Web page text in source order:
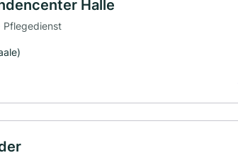
Halle
Pflegedienst